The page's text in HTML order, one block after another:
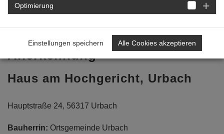
ARCHITEKTURPREIS RHEINLAND-PFALZ 2011
Anerkennung
Haus am Hochgericht, Urbach
Hauptstraße 24, 56317 Urbach
Bauherrin: Ortsgemeinde Urbach
Optimierung
Einstellungen speichern Alle Cookies akzeptieren